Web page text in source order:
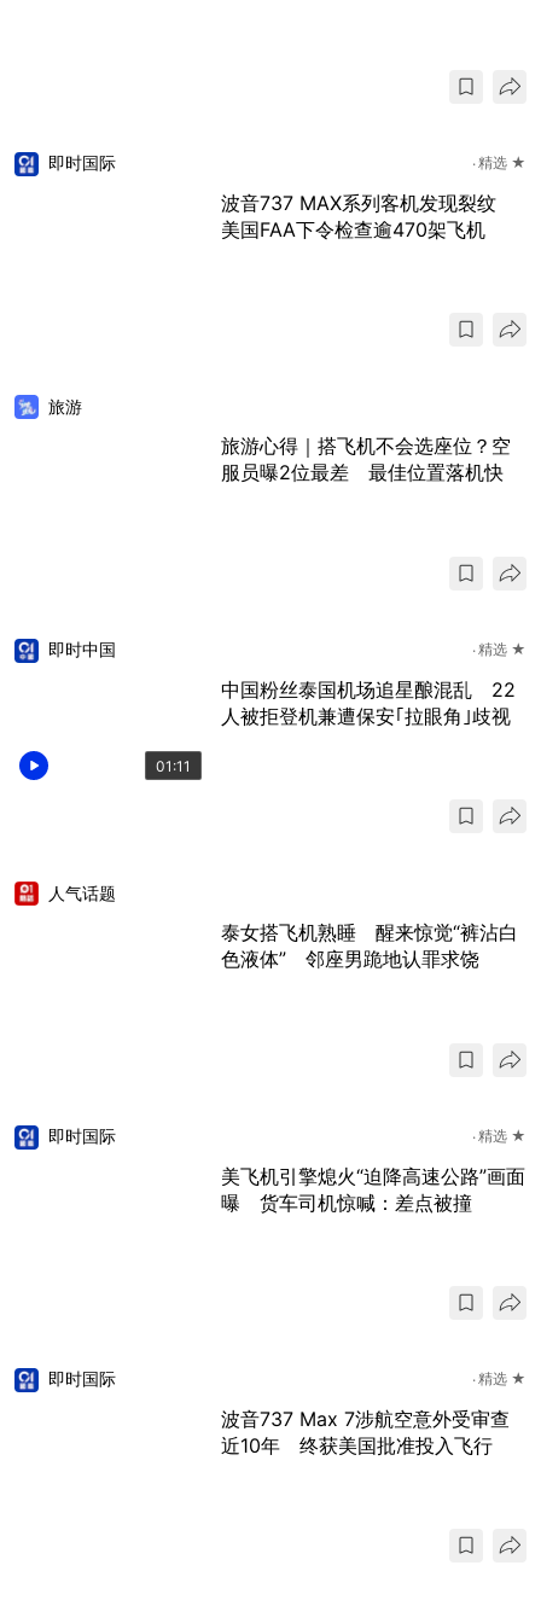
即时国际 精选 ★
波音737 MAX系列客机发现裂纹
美国FAA下令检查逾470架飞机
旅游
旅游心得｜搭飞机不会选座位？空
服员曝2位最差 最佳位置落机快
01:11
即时中国 精选 ★
中国粉丝泰国机场追星酿混乱 22
人被拒登机兼遭保安｢拉眼角｣歧视
人气话题
泰女搭飞机熟睡 醒来惊觉“裤沾白
色液体” 邻座男跪地认罪求饶
即时国际 精选 ★
美飞机引擎熄火“迫降高速公路”画面
曝 货车司机惊喊：差点被撞
即时国际 精选 ★
波音737 Max 7涉航空意外受审查
近10年 终获美国批准投入飞行